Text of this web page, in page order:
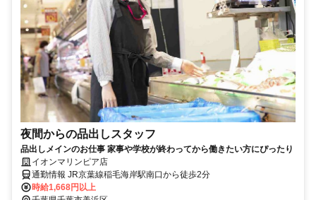
夜間からの品出しスタッフ
品出しメインのお仕事 家事や学校が終わってから働きたい方にぴったり
イオンマリンピア店
通勤情報 JR京葉線稲毛海岸駅南口から徒歩2分
時給1,668円以上